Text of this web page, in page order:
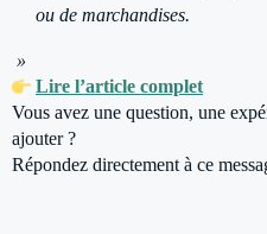
ou de marchandises.
»
Lire l’article complet
Vous avez une question, une
ajouter ?
Répondez directement à ce